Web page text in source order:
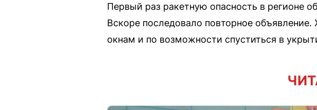
Первый раз ракетную опасность в регионе
Вскоре последовало повторное
окнам и по возможности спуститься в